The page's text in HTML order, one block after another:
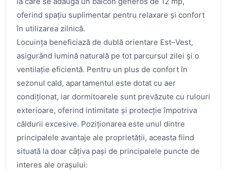
oferind spațiu suplimentar pentru relaxare și confort
în utilizarea zilnică.
Locuința beneficiază de dublă orientare Est–Vest,
asigurând lumină naturală pe tot parcursul zilei și o
ventilație eficientă. Pentru un plus de confort în
sezonul cald, apartamentul este dotat cu aer
condiționat, iar dormitoarele sunt prevăzute cu rulouri
exterioare, oferind intimitate și protecție împotriva
căldurii excesive. Poziționarea este unul dintre
principalele avantaje ale proprietății, aceasta fiind
situată la doar câțiva pași de principalele puncte de
interes ale orașului: